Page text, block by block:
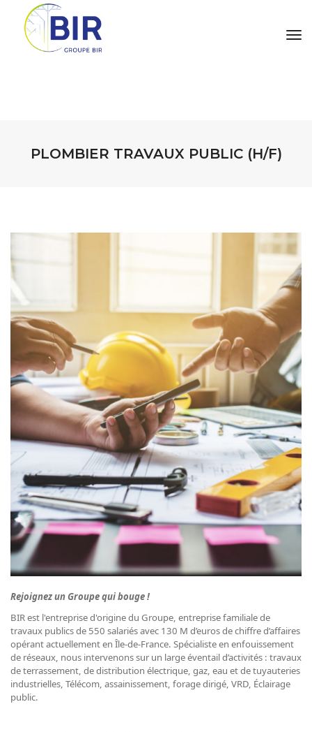
PLOMBIER TRAVAUX PUBLIC (H/F)
Rejoignez un Groupe qui bouge !
BIR est l'entreprise d'origine du Groupe, entreprise familiale de
travaux publics de 550 salariés avec 130 M d’euros de chiffre d’affaires
opérant actuellement en Île-de-France. Spécialiste en enfouissement
de réseaux, nous intervenons sur un large éventail d’activités : travaux
de terrassement, de distribution électrique, gaz, eau et de tuyauteries
industrielles, Télécom, assainissement, forage dirigé, VRD, Éclairage
public.